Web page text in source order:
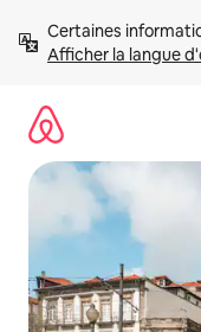
directement
Afficher la langue